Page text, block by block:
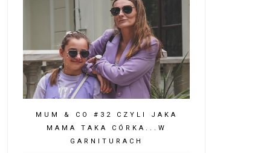
MUM & CO #32 CZYLI JAKA
MAMA TAKA CÓRKA...W
GARNITURACH